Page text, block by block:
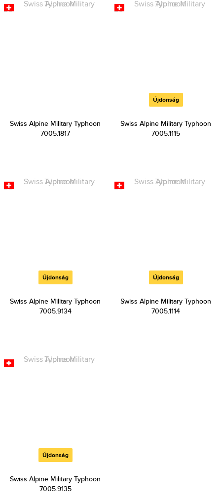
Swiss Alpine Military Typhoon
7005.1817
Újdonság
Swiss Alpine Military Typhoon
7005.1115
Újdonság
Swiss Alpine Military Typhoon
7005.9134
Újdonság
Swiss Alpine Military Typhoon
7005.1114
Újdonság
Swiss Alpine Military Typhoon
7005.9135